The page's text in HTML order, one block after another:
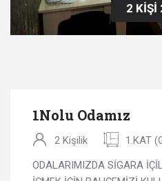
2 KİŞİ
1Nolu Odamız
2 Kişilik
1.KAT
ODALARIMIZDA SİGARA